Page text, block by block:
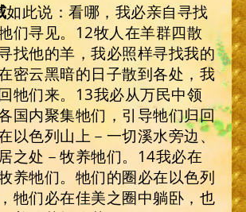
如此说：看哪，我必亲自寻找
们寻见。12牧人在羊群四散
找他的羊，我必照样寻找我的
密云黑暗的日子散到各处，我
牠们来。13我必从万民中领
国内聚集牠们，引导牠们归回
以色列山上－一切溪水旁边、
之处－牧养牠们。14我必在
养牠们。牠们的圈必在以色列
牠们必在佳美之圈中躺卧，也